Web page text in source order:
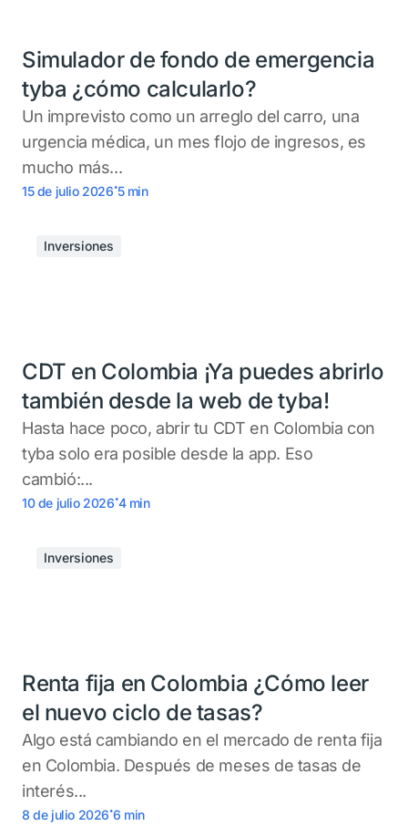
Simulador de fondo de emergencia
tyba ¿cómo calcularlo?
Un imprevisto como un arreglo del carro, una
urgencia médica, un mes flojo de ingresos, es
mucho más...
15 de julio 2026.5 min
Inversiones
CDT en Colombia ¡Ya puedes abrirlo
también desde la web de tyba!
Hasta hace poco, abrir tu CDT en Colombia con
tyba solo era posible desde la app. Eso
cambió:...
10 de julio 2026.4 min
Inversiones
Renta fija en Colombia ¿Cómo leer
el nuevo ciclo de tasas?
Algo está cambiando en el mercado de renta fija
en Colombia. Después de meses de tasas de
interés...
8 de julio 2026.6 min